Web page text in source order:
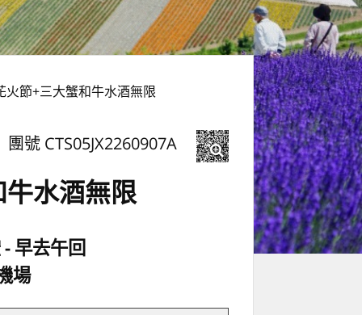
節+三大蟹和牛水酒無限
團號 CTS05JX2260907A
水酒無限
早去午回
場